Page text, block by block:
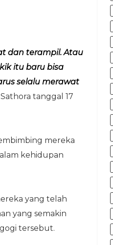
dan terampil. Atau
itu baru bisa
selalu merawat
tanggal 17
mereka
kehidupan
yang telah
yang semakin
tersebut.